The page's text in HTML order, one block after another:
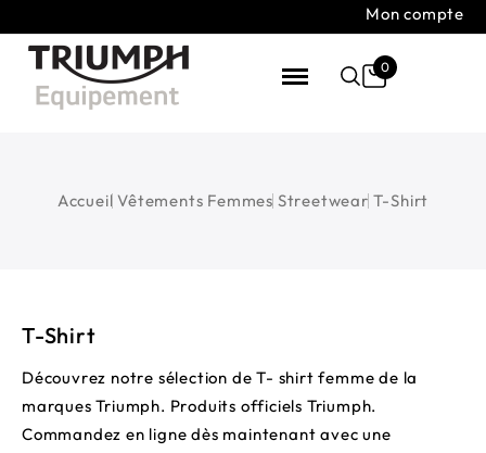
Mon compte
0
Accueil Vêtements Femmes Streetwear T-Shirt
T-Shirt
Découvrez notre sélection de T- shirt femme de la
marques Triumph. Produits officiels Triumph.
Commandez en ligne dès maintenant avec une